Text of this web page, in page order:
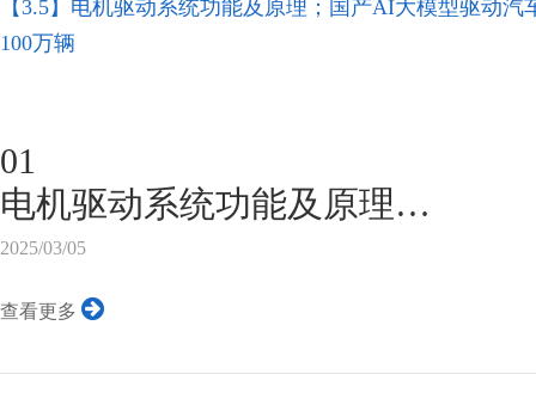
升2%，搭载该非晶电机的整车在
在全球双碳战略目标指引下，中
效提升行动计划》，要求20...
【3.5】电机驱动系统功能及原理；国产AI大模型驱动
100万辆
01
电机驱动系统功能及原理
驱动电机及驱动电机控制器是新
核心元件，其决定了车辆的主要
车整车行驶的动力性、经济性、
能有着重要的影响。
2025/03/05
查看更多